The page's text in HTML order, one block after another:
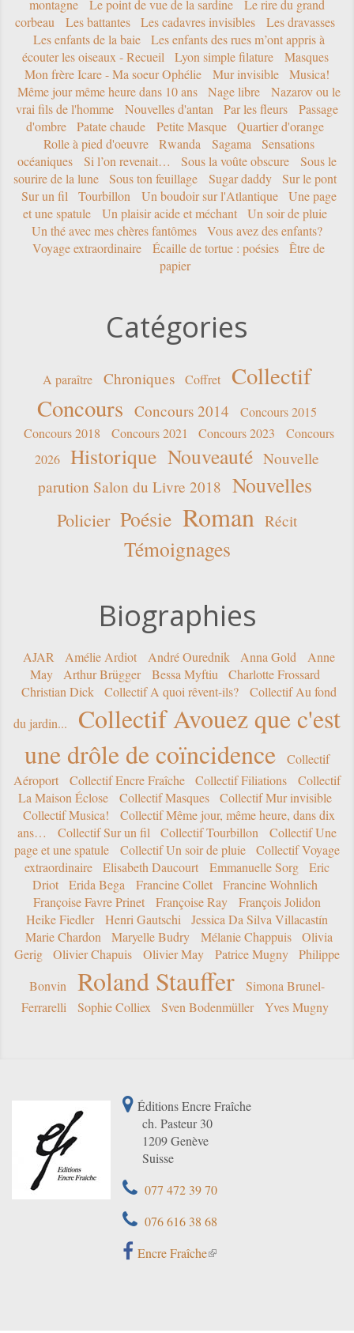
montagne
Le point de vue de la sardine
Le rire du grand
corbeau
Les battantes Les cadavres invisibles
Les dravasses
Les enfants de la baie
Les enfants des rues m’ont appris à
écouter les oiseaux - Recueil
Lyon simple filature
Masques
Mon frère Icare - Ma soeur Ophélie
Mur invisible
Musica!
Même jour même heure dans 10 ans
Nage libre
Nazarov ou le
vrai fils de l'homme
Nouvelles d'antan Par les fleurs
Passage
d'ombre
Patate chaude Petite Masque
Quartier d'orange
Rolle à pied d'oeuvre
Rwanda Sagama
Sensations
océaniques
Si l’on revenait… Sous la voûte obscure
Sous le
sourire de la lune
Sous ton feuillage Sugar daddy
Sur le pont
Sur un fil
Tourbillon Un boudoir sur l'Atlantique
Une page
et une spatule
Un plaisir acide et méchant
Un soir de pluie
Un thé avec mes chères fantômes
Vous avez des enfants?
Voyage extraordinaire
Écaille de tortue : poésies
Être de
papier
Catégories
A paraître Chroniques Coffret
Collectif
Concours Concours 2014
Concours 2015
Concours 2018
Concours 2021 Concours 2023
Concours
2026
Historique Nouveauté Nouvelle
parution Salon du Livre 2018 Nouvelles
Policier Poésie Roman Récit
Témoignages
Biographies
AJAR Amélie Ardiot André Ourednik Anna Gold
Anne
May
Arthur Brügger Bessa Myftiu
Charlotte Frossard
Christian Dick
Collectif A quoi rêvent-ils?
Collectif Au fond
du jardin...
Collectif Avouez que c'est
une drôle de coïncidence
Collectif
Aéroport
Collectif Encre Fraîche Collectif Filiations
Collectif
La Maison Éclose
Collectif Masques
Collectif Mur invisible
Collectif Musica!
Collectif Même jour, même heure, dans dix
ans…
Collectif Sur un fil Collectif Tourbillon
Collectif Une
page et une spatule
Collectif Un soir de pluie
Collectif Voyage
extraordinaire
Elisabeth Daucourt Emmanuelle Sorg
Eric
Driot
Erida Bega Francine Collet
Francine Wohnlich
Françoise Favre Prinet
Françoise Ray
François Jolidon
Heike Fiedler
Henri Gautschi
Jessica Da Silva Villacastín
Marie Chardon
Maryelle Budry Mélanie Chappuis
Olivia
Gerig
Olivier Chapuis Olivier May Patrice Mugny
Philippe
Bonvin
Roland Stauffer
Simona Brunel-
Ferrarelli
Sophie Colliex Sven Bodenmüller Yves Mugny
Éditions Encre Fraîche
ch. Pasteur 30
1209 Genève
Suisse
077 472 39 70
076 616 38 68
Encre Fraîche